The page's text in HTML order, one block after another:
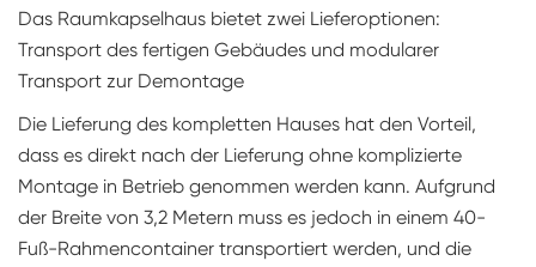
Das Raumkapselhaus bietet zwei Lieferoptionen:
Transport des fertigen Gebäudes und modularer
Transport zur Demontage
Die Lieferung des kompletten Hauses hat den Vorteil,
dass es direkt nach der Lieferung ohne komplizierte
Montage in Betrieb genommen werden kann. Aufgrund
der Breite von 3,2 Metern muss es jedoch in einem 40-
Fuß-Rahmencontainer transportiert werden, und die